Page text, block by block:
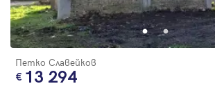
Петко Славейков
13 294
Парола